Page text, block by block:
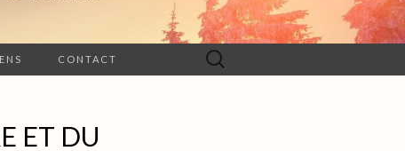
CONTACT Rechercher :
ET DU